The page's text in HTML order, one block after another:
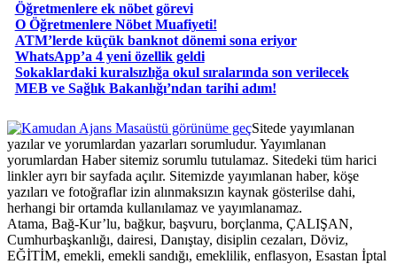
Öğretmenlere ek nöbet görevi
O Öğretmenlere Nöbet Muafiyeti!
ATM’lerde küçük banknot dönemi sona eriyor
WhatsApp’a 4 yeni özellik geldi
Sokaklardaki kuralsızlığa okul sıralarında son verilecek
MEB ve Sağlık Bakanlığı’ndan tarihi adım!
Masaüstü görünüme geçSitede yayımlanan
yazılar ve yorumlardan yazarları sorumludur. Yayımlanan
yorumlardan Haber sitemiz sorumlu tutulamaz. Sitedeki tüm harici
linkler ayrı bir sayfada açılır. Sitemizde yayımlanan haber, köşe
yazıları ve fotoğraflar izin alınmaksızın kaynak gösterilse dahi,
herhangi bir ortamda kullanılamaz ve yayımlanamaz.
Atama, Bağ-Kur’lu, bağkur, başvuru, borçlanma, ÇALIŞAN,
Cumhurbaşkanlığı, dairesi, Danıştay, disiplin cezaları, Döviz,
EĞİTİM, emekli, emekli sandığı, emeklilik, enflasyon, Esastan İptal